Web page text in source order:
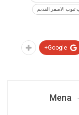
تيوب الاصفر القديم
Google+
Mena